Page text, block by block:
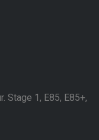
Stage 1, E85, E85+,